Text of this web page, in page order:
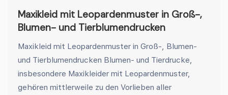
Maxikleid mit Leopardenmuster in Groß-,
Blumen- und Tierblumendrucken
Maxikleid mit Leopardenmuster in Groß-, Blumen-
und Tierblumendrucken Blumen- und Tierdrucke,
insbesondere Maxikleider mit Leopardenmuster,
gehören mittlerweile zu den Vorlieben aller